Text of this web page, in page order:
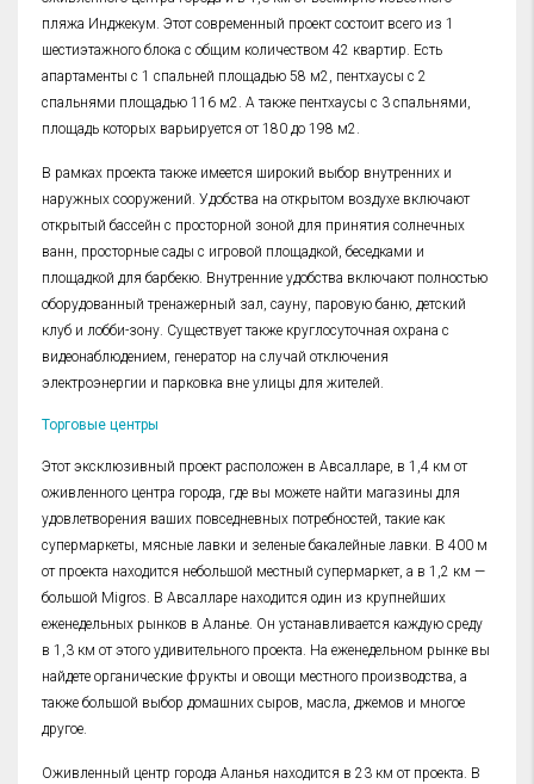
пляжа Инджекум. Этот современный проект состоит всего из 1
шестиэтажного блока с общим количеством 42 квартир. Есть
апартаменты с 1 спальней площадью 58 м2, пентхаусы с 2
спальнями площадью 116 м2. А также пентхаусы с 3 спальнями,
площадь которых варьируется от 180 до 198 м2.
В рамках проекта также имеется широкий выбор внутренних и
наружных сооружений. Удобства на открытом воздухе включают
открытый бассейн с просторной зоной для принятия солнечных
ванн, просторные сады с игровой площадкой, беседками и
площадкой для барбекю. Внутренние удобства включают полностью
оборудованный тренажерный зал, сауну, паровую баню, детский
клуб и лобби-зону. Существует также круглосуточная охрана с
видеонаблюдением, генератор на случай отключения
электроэнергии и парковка вне улицы для жителей.
Торговые центры
Этот эксклюзивный проект расположен в Авсалларе, в 1,4 км от
оживленного центра города, где вы можете найти магазины для
удовлетворения ваших повседневных потребностей, такие как
супермаркеты, мясные лавки и зеленые бакалейные лавки. В 400 м
от проекта находится небольшой местный супермаркет, а в 1,2 км —
большой Migros. В Авсалларе находится один из крупнейших
еженедельных рынков в Аланье. Он устанавливается каждую среду
в 1,3 км от этого удивительного проекта. На еженедельном рынке вы
найдете органические фрукты и овощи местного производства, а
также большой выбор домашних сыров, масла, джемов и многое
другое.
Оживленный центр города Аланья находится в 23 км от проекта. В